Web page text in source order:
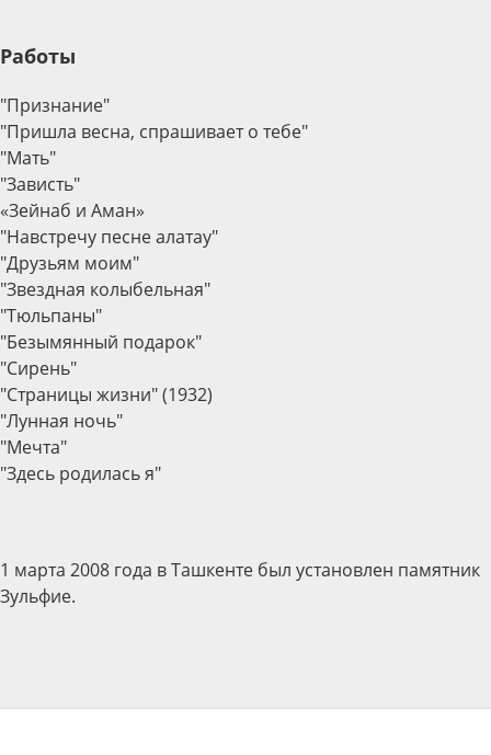
Работы
"Признание"
"Пришла весна, спрашивает о тебе"
"Мать"
"Зависть"
«Зейнаб и Аман»
"Навстречу песне алатау"
"Друзьям моим"
"Звездная колыбельная"
"Тюльпаны"
"Безымянный подарок"
"Сирень"
"Страницы жизни" (1932)
"Лунная ночь"
"Мечта"
"Здесь родилась я"
1 марта 2008 года в Ташкенте был установлен памятник
Зульфие.